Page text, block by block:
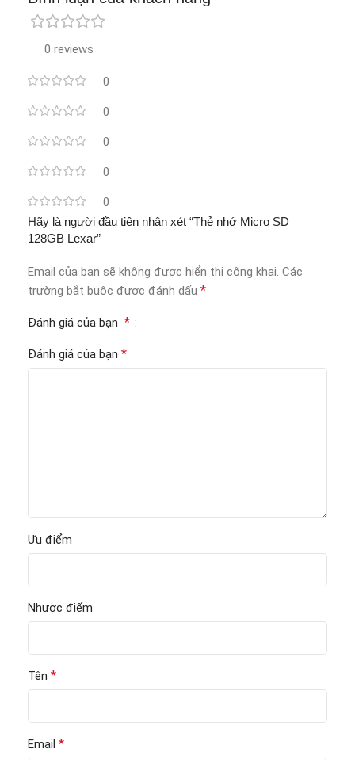
0 reviews
0
0
0
0
0
Hãy là người đầu tiên nhận xét “Thẻ nhớ Micro SD
128GB Lexar”
Email của bạn sẽ không được hiển thị công khai. Các
trường bắt buộc được đánh dấu *
Đánh giá của bạn *
Đánh giá của bạn *
Ưu điểm
Nhược điểm
Tên *
Email *